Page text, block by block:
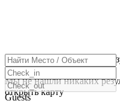
нажмите, чтобы включить
Загрузка карт
Мы не нашли никаких
открыть карту
Guests